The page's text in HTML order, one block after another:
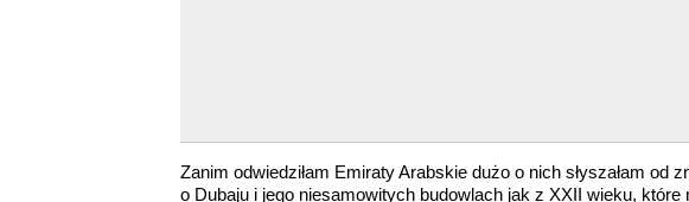
Zanim odwiedziłam Emiraty Arabskie dużo o nich słyszałam od
o Dubaju i jego niesamowitych budowlach jak z XXII wieku,